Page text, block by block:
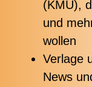
(KMU),
und
wollen
Verlage
News